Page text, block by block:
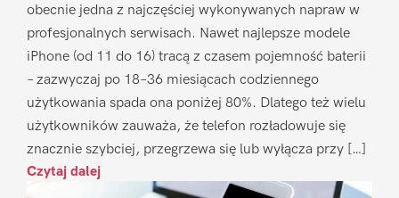
obecnie jedna z najczęściej wykonywanych napraw w
profesjonalnych serwisach. Nawet najlepsze modele
iPhone (od 11 do 16) tracą z czasem pojemność baterii
– zazwyczaj po 18–36 miesiącach codziennego
użytkowania spada ona poniżej 80%. Dlatego też wielu
użytkowników zauważa, że telefon rozładowuje się
znacznie szybciej, przegrzewa się lub wyłącza przy […]
Czytaj dalej